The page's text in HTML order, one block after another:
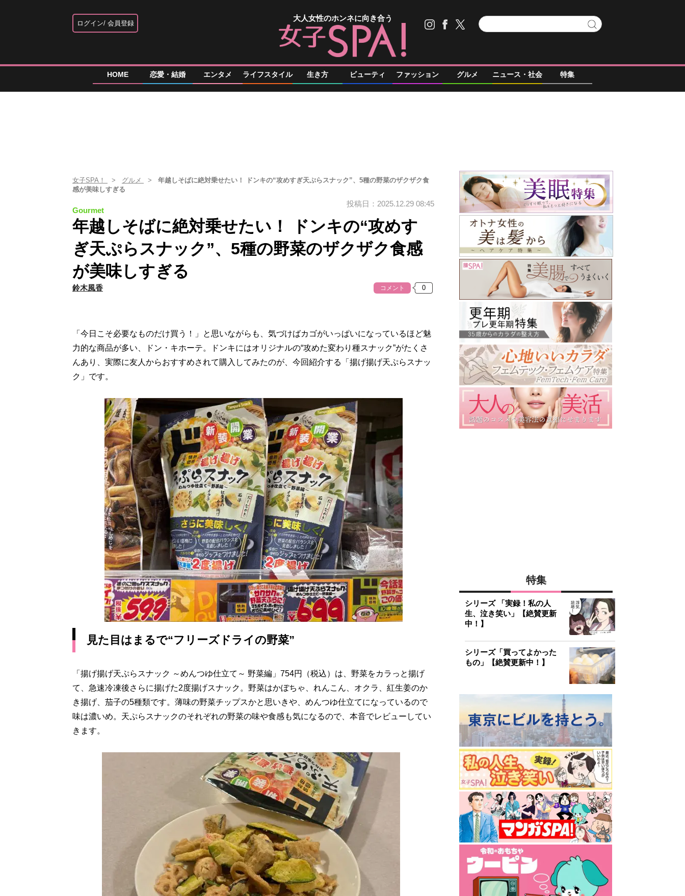
ログイン 会員登録
大人女性のホンネに向き合う
HOME 恋愛・結婚 エンタメ ライフスタイル 生き方 ビューティ ファッション グルメ ニュース・社会 特集
女子SPA！ グルメ
年越しそばに絶対乗せたい！ ドンキの“攻めすぎ天ぷらスナック”、5種の野菜のザクザク食
感が美味しすぎる
Gourmet
投稿日：2025.12.29 08:45
年越しそばに絶対乗せたい！ ドンキの“攻めす
ぎ天ぷらスナック”、5種の野菜のザクザク食感
が美味しすぎる
鈴木風香 コメント
「今日こそ必要なものだけ買う！」と思いながらも、気づけばカゴがいっぱいになっているほど魅
力的な商品が多い、ドン・キホーテ。ドンキにはオリジナルの“攻めた変わり種スナック”がたくさ
んあり、実際に友人からおすすめされて購入してみたのが、今回紹介する「揚げ揚げ天ぷらスナッ
ク」です。
見た目はまるで“フリーズドライの野菜”
「揚げ揚げ天ぷらスナック ～めんつゆ仕立て～ 野菜編」754円（税込）は、野菜をカラっと揚げ
て、急速冷凍後さらに揚げた2度揚げスナック。野菜はかぼちゃ、れんこん、オクラ、紅生姜のか
き揚げ、茄子の5種類です。薄味の野菜チップスかと思いきや、めんつゆ仕立てになっているので
味は濃いめ。天ぷらスナックのそれぞれの野菜の味や食感も気になるので、本音でレビューしてい
きます。
特集
シリーズ 「実録！私の人
生、泣き笑い」【絶賛更新
中！】
シリーズ「買ってよかった
もの」【絶賛更新中！】